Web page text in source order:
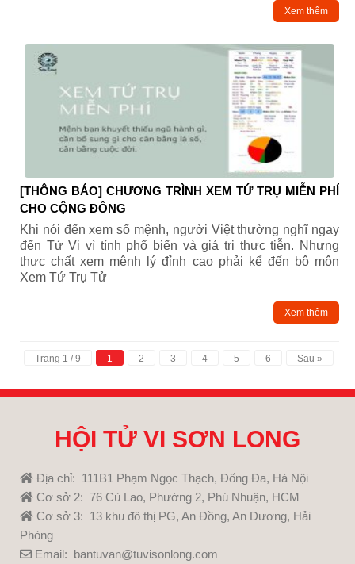
Xem thêm
[THÔNG BÁO] CHƯƠNG TRÌNH XEM TỨ TRỤ MIỄN PHÍ
CHO CỘNG ĐỒNG
Khi nói đến xem số mệnh, người Việt thường nghĩ ngay
đến Tử Vi vì tính phổ biến và giá trị thực tiễn. Nhưng
thực chất xem mệnh lý đỉnh cao phải kể đến bộ môn
Xem Tứ Trụ Tử
Xem thêm
Trang 1 / 9 1 2 3 4 5 6 Sau »
HỘI TỬ VI SƠN LONG
Địa chỉ: 111B1 Phạm Ngọc Thạch, Đống Đa, Hà Nội
Cơ sở 2: 76 Cù Lao, Phường 2, Phú Nhuận, HCM
Cơ sở 3: 13 khu đô thị PG, An Đồng, An Dương, Hải
Phòng
Email: bantuvan@tuvisonlong.com